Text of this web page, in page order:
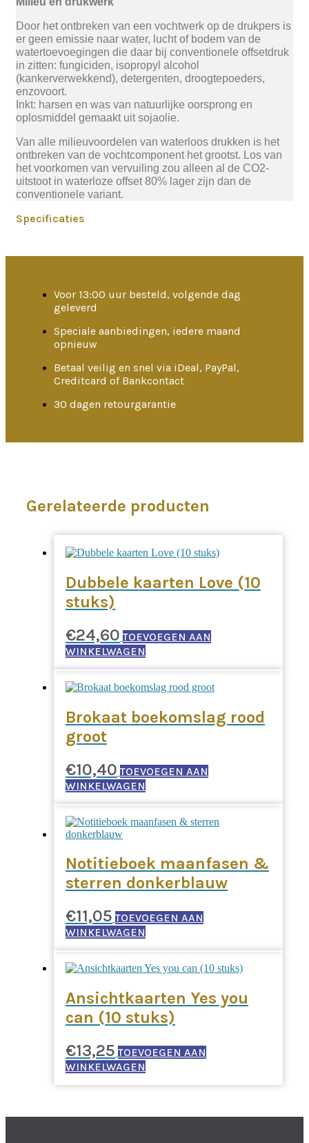
Door het ontbreken van een vochtwerk op de drukpers is
er geen emissie naar water, lucht of bodem van de
watertoevoegingen die daar bij conventionele offsetdruk
in zitten: fungiciden, isopropyl alcohol
(kankerverwekkend), detergenten, droogtepoeders,
enzovoort.
Inkt: harsen en was van natuurlijke oorsprong en
oplosmiddel gemaakt uit sojaolie.
Van alle milieuvoordelen van waterloos drukken is het
ontbreken van de vochtcomponent het grootst. Los van
het voorkomen van vervuiling zou alleen al de CO2-
uitstoot in waterloze offset 80% lager zijn dan de
conventionele variant.
Specificaties
Voor 13:00 uur besteld, volgende dag
geleverd
Speciale aanbiedingen, iedere maand
opnieuw
Betaal veilig en snel via iDeal, PayPal,
Creditcard of Bankcontact
30 dagen retourgarantie
Gerelateerde producten
Dubbele kaarten Love (10
stuks)
€24,60 TOEVOEGEN AAN
WINKELWAGEN
Brokaat boekomslag rood
groot
€10,40 TOEVOEGEN AAN
WINKELWAGEN
Notitieboek maanfasen &
sterren donkerblauw
€11,05 TOEVOEGEN AAN
WINKELWAGEN
Ansichtkaarten Yes you
can (10 stuks)
€13,25 TOEVOEGEN AAN
WINKELWAGEN